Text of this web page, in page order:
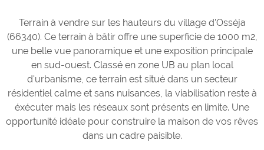
Terrain à vendre sur les hauteurs du village d'Osséja
(66340). Ce terrain à bâtir offre une superficie de 1000 m2,
une belle vue panoramique et une exposition principale
en sud-ouest. Classé en zone UB au plan local
d'urbanisme, ce terrain est situé dans un secteur
résidentiel calme et sans nuisances, la viabilisation reste à
éxécuter mais les réseaux sont présents en limite. Une
opportunité idéale pour construire la maison de vos rêves
dans un cadre paisible.